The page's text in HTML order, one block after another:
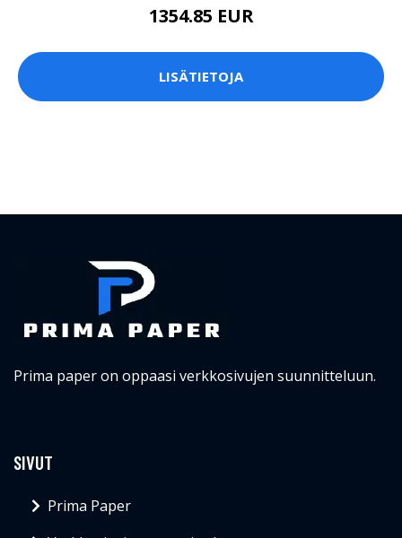
1354.85 EUR
LISÄTIETOJA
Prima paper on oppaasi verkkosivujen suunnitteluun.
SIVUT
Prima Paper